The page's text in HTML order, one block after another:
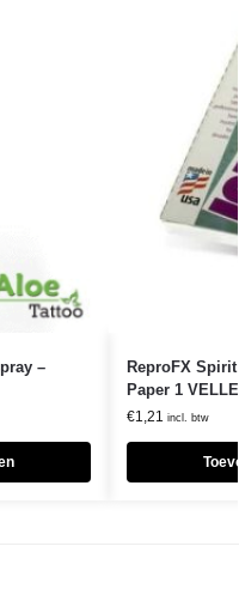
–
ReproFX
Paper 1
€1,21 incl. btw